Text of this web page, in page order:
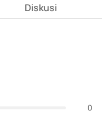
Diskusi
0